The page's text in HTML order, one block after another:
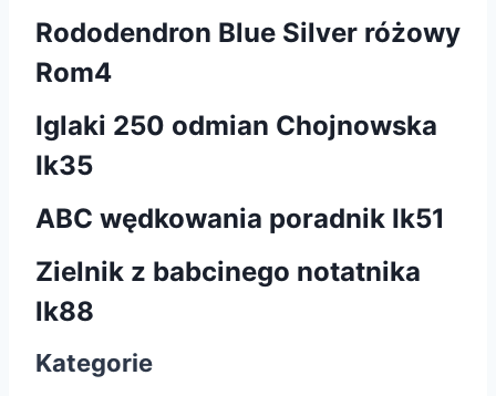
Rododendron Blue Silver różowy
Rom4
Iglaki 250 odmian Chojnowska
Ik35
ABC wędkowania poradnik Ik51
Zielnik z babcinego notatnika
lk88
Kategorie